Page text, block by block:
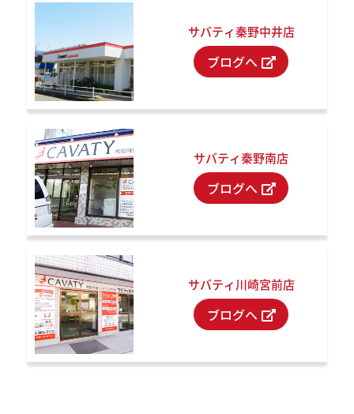
サバティ秦野中井店
ブログへ
サバティ秦野南店
ブログへ
サバティ川崎宮前店
ブログへ